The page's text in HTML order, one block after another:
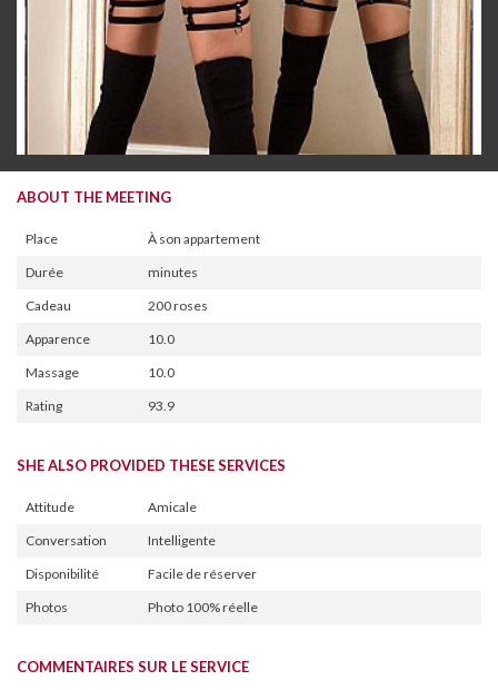
ABOUT THE MEETING
Place
À son appartement
Durée
minutes
Cadeau
200 roses
Apparence
10.0
Massage
10.0
Rating
93.9
SHE ALSO PROVIDED THESE SERVICES
Attitude
Amicale
Conversation
Intelligente
Disponibilité
Facile de réserver
Photos
Photo 100% réelle
COMMENTAIRES SUR LE SERVICE